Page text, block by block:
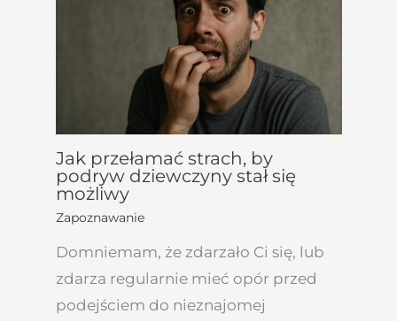
Jak przełamać strach, by
podryw dziewczyny stał się
możliwy
Zapoznawanie
Domniemam, że zdarzało Ci się, lub
zdarza regularnie mieć opór przed
podejściem do nieznajomej